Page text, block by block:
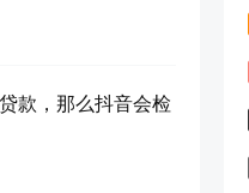
款，那么抖音会检